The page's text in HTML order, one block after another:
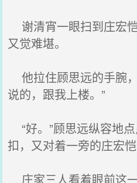
谢清宵一眼扫到庄宏
又觉难堪。
他拉住顾思远的手腕
说的，跟我上楼。”
“好。”顾思远纵容地
扣，又对着一旁的庄宏
庄家三人看着眼前这